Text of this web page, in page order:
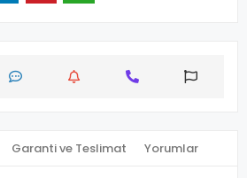
Garanti ve Teslimat Yorumlar